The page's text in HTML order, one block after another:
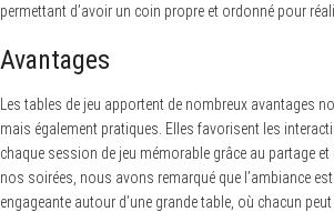
permettant d’avoir un coin propre et ordonné pour
Avantages
Les tables de jeu apportent de nombreux avantages
mais également pratiques. Elles favorisent les
chaque session de jeu mémorable grâce au partage
nos soirées, nous avons remarqué que l’ambiance
engageante autour d’une grande table, où chacun